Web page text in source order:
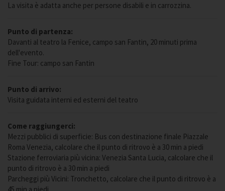
La visita è adatta anche per persone disabili e in carrozzina.
Punto di partenza:
Davanti al teatro la Fenice, campo san Fantin, 20 minuti prima
dell'evento.
Fine Tour: campo san Fantin
Punto di arrivo:
Visita guidata interni ed esterni del teatro
Come raggiungerci:
Mezzi pubblici di superficie: Bus con destinazione finale Piazzale
Roma Venezia, calcolare che il punto di ritrovo è a 30 min a piedi
Stazione ferroviaria più vicina: Venezia Santa Lucia, calcolare che il
punto di ritrovo è a 30 min a piedi
Parcheggi più Vicini: Tronchetto, calcolare che il punto di ritrovo è a